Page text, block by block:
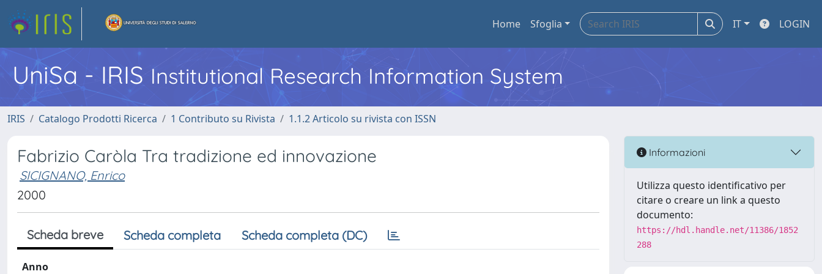
Home Sfoglia IT LOGIN
UniSa - IRIS Institutional Research Information System
IRIS Catalogo Prodotti Ricerca 1 Contributo su Rivista 1.1.2 Articolo su rivista con ISSN
Fabrizio Caròla Tra tradizione ed innovazione
SICIGNANO, Enrico
2000
Scheda breve Scheda completa Scheda completa (DC)
Anno
Informazioni
Utilizza questo identificativo per
citare o creare un link a questo
documento:
https://hdl.handle.net/11386/1852
288